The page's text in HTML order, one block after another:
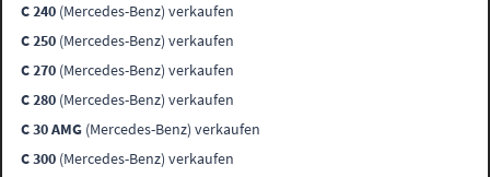
C 240 (Mercedes-Benz) verkaufen
C 250 (Mercedes-Benz) verkaufen
C 270 (Mercedes-Benz) verkaufen
C 280 (Mercedes-Benz) verkaufen
C 30 AMG (Mercedes-Benz) verkaufen
C 300 (Mercedes-Benz) verkaufen